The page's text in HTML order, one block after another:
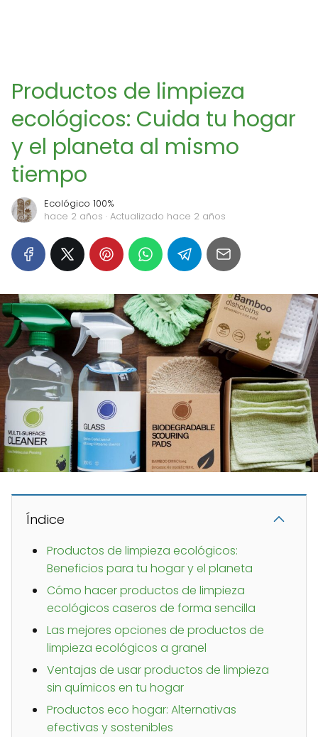
Productos de limpieza
ecológicos: Cuida tu hogar
y el planeta al mismo
tiempo
Ecológico 100%
hace 2 años · Actualizado hace 2 años
Índice
Productos de limpieza ecológicos:
Beneficios para tu hogar y el planeta
Cómo hacer productos de limpieza
ecológicos caseros de forma sencilla
Las mejores opciones de productos de
limpieza ecológicos a granel
Ventajas de usar productos de limpieza
sin químicos en tu hogar
Productos eco hogar: Alternativas
efectivas y sostenibles